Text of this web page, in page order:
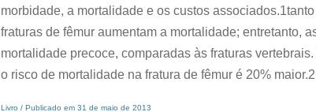
morbidade, a mortalidade e os custos
fraturas de fêmur aumentam a mortalidade; entretanto,
mortalidade precoce, comparadas às fraturas
o risco de mortalidade na fratura de fêmur é 20%
Livro / Publicado em 31 de maio de 2013